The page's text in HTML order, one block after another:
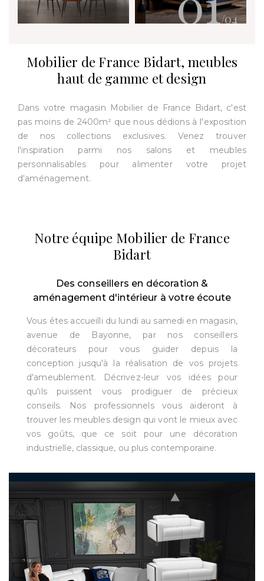
Mobilier de France Bidart, meubles
haut de gamme et design
Dans votre magasin Mobilier de France Bidart, c'est
pas moins de 2400m² que nous dédions à l'exposition
de nos collections exclusives. Venez trouver
l'inspiration parmi nos salons et meubles
personnalisables pour alimenter votre projet
d'aménagement.
/04
Notre équipe Mobilier de France
Bidart
Des conseillers en décoration &
aménagement d'intérieur à votre écoute
Vous êtes accueilli du lundi au samedi en magasin,
avenue de Bayonne, par nos conseillers
décorateurs pour vous guider depuis la
conception jusqu'à la réalisation de vos projets
d'ameublement. Décrivez-leur vos idées pour
qu'ils puissent vous prodiguer de précieux
conseils. Nos professionnels vous aideront à
trouver les meubles design qui vont le mieux avec
vos goûts, que ce soit pour une décoration
industrielle, classique, ou plus contemporaine.